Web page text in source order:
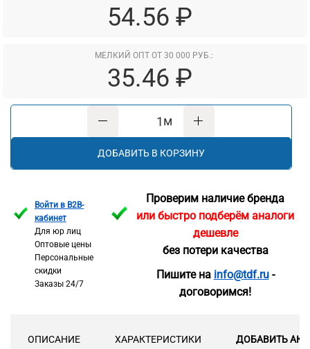
54.56 ₽
МЕЛКИЙ ОПТ ОТ 30 000 РУБ.:
35.46 ₽
м
ДОБАВИТЬ В КОРЗИНУ
Войти в B2B-
кабинет
Для юр лиц
Оптовые цены
Персональные
скидки
Заказы 24/7
Проверим наличие бренда
или быстро подберём аналоги
дешевле
без потери качества
Пишите на info@tdf.ru-
договоримся!
ОПИСАНИЕ ХАРАКТЕРИСТИКИ ДОБАВИТЬ